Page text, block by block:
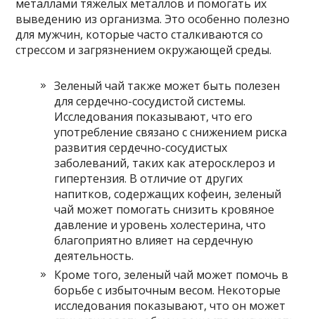
металлами тяжелых металлов и помогать их
выведению из организма. Это особенно полезно
для мужчин, которые часто сталкиваются со
стрессом и загрязнением окружающей среды.
Зеленый чай также может быть полезен
для сердечно-сосудистой системы.
Исследования показывают, что его
употребление связано с снижением риска
развития сердечно-сосудистых
заболеваний, таких как атеросклероз и
гипертензия. В отличие от других
напитков, содержащих кофеин, зеленый
чай может помогать снизить кровяное
давление и уровень холестерина, что
благоприятно влияет на сердечную
деятельность.
Кроме того, зеленый чай может помочь в
борьбе с избыточным весом. Некоторые
исследования показывают, что он может